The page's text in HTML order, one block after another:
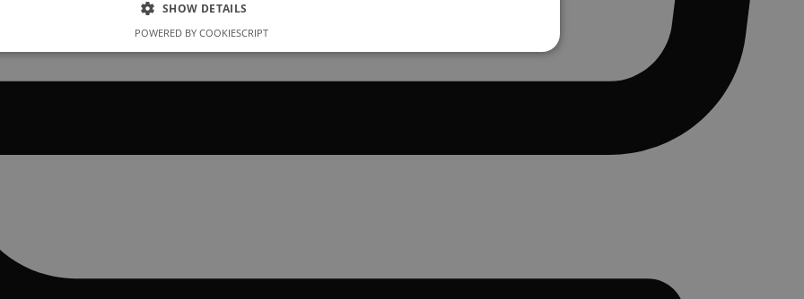
SHOW DETAILS
POWERED BY COOKIESCRIPT